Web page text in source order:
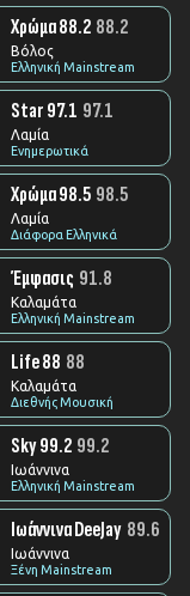
Χρώμα 88.2 88.2
Βόλος
Ελληνική Mainstream
Star 97.1 97.1
Λαμία
Ενημερωτικά
Χρώμα 98.5 98.5
Λαμία
Διάφορα Ελληνικά
Έμφασις 91.8
Καλαμάτα
Ελληνική Mainstream
Life 88 88
Καλαμάτα
Διεθνής Μουσική
Sky 99.2 99.2
Ιωάννινα
Ελληνική Mainstream
Ιωάννινα DeeJay 89.6
Ιωάννινα
Ξένη Mainstream